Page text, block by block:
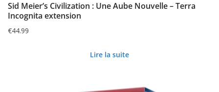
Sid Meier’s Civilization : Une Aube Nouvelle – Terra
Incognita extension
€44.99
Lire la suite